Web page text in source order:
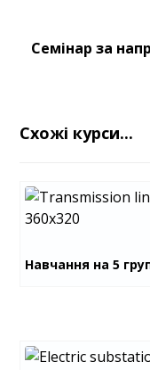
Семінар за
Схожі курси...
Навчання на 5